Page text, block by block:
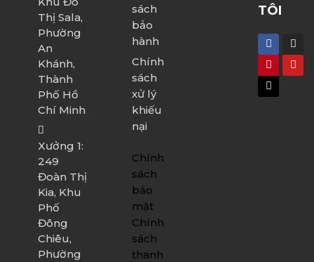
Thị Sala,
Phường
An
Khánh,
Thành
Phố Hồ
Chí Minh
Xưởng 1:
249
Đoàn Thị
Kia, Khu
Phố
Đông
Chiêu,
Phường
sách
bảo
hành
Chính
sách
xử lý
khiếu
nại
Chính
sách
bảo
mật
Chính
sách
thanh
TÔI